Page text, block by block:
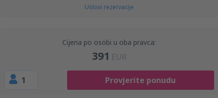
Uslovi rezervacije
Cijena po osobi u oba pravca:
391 EUR
1 Provjerite ponudu